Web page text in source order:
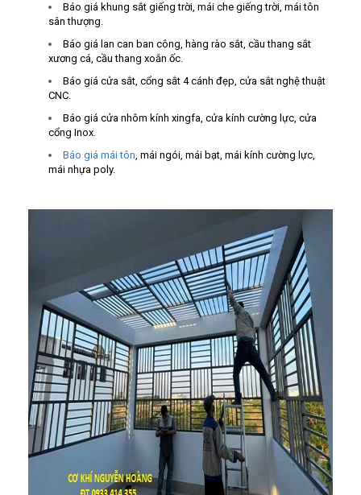
Báo giá khung sắt giếng trời, mái che giếng trời, mái tôn
sân thượng.
Báo giá lan can ban công, hàng rào sắt, cầu thang sắt
xương cá, cầu thang xoắn ốc.
Báo giá cửa sắt, cổng sắt 4 cánh đẹp, cửa sắt nghệ thuật
CNC.
Báo giá cửa nhôm kính xingfa, cửa kính cường lực, cửa
cổng Inox.
Báo giá mái tôn, mái ngói, mái bạt, mái kính cường lực,
mái nhựa poly.